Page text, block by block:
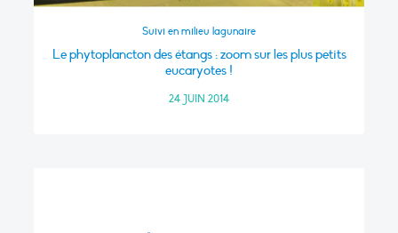
Suivi en milieu lagunaire
Le phytoplancton des étangs : zoom sur les plus petits
eucaryotes !
24 JUIN 2014